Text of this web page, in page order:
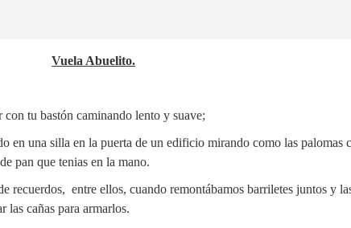
Vuela Abuelito.
tu bastón caminando lento y suave;
en una silla en la puerta de un edificio mirando como las palomas
pan que tenias en la mano.
recuerdos, entre ellos, cuando remontábamos barriletes juntos y
las cañas para armarlos.